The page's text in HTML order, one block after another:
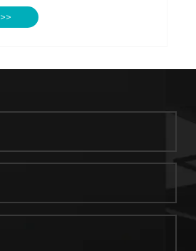
بیشتر ببینید >>